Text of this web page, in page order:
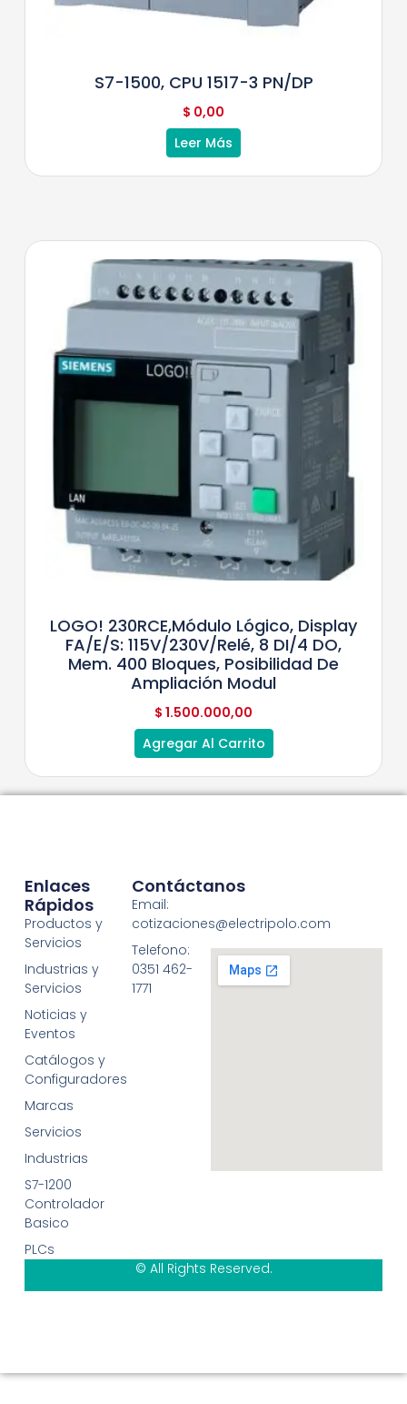
S7-1500, CPU 1517-3 PN/DP
$ 0,00
Leer Más
LOGO! 230RCE,módulo Lógico, Display
FA/E/S: 115V/230V/relé, 8 DI/4 DO,
Mem. 400 Bloques, Posibilidad De
Ampliación Modul
$ 1.500.000,00
Agregar Al Carrito
Enlaces
Rápidos
Productos y
Servicios
Industrias y
Servicios
Noticias y
Eventos
Catálogos y
Configuradores
Marcas
Servicios
Industrias
S7-1200
Controlador
Basico
PLCs
Contáctanos
Email:
cotizaciones@electripolo.com
Telefono:
0351 462-
1771
© All Rights Reserved.